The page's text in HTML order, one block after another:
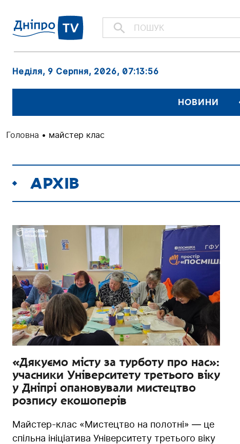
Неділя, 9 Серпня, 2026, 07:13:57
НОВИНИ
Головна • майстер клас
АРХІВ
«Дякуємо місту за турботу про нас»:
учасники Університету третього віку
у Дніпрі опановували мистецтво
розпису екошоперів
Майстер-клас «Мистецтво на полотні» — це
спільна ініціатива Університету третього віку